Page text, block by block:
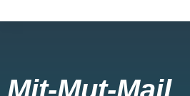
Mit-Mut-Mail